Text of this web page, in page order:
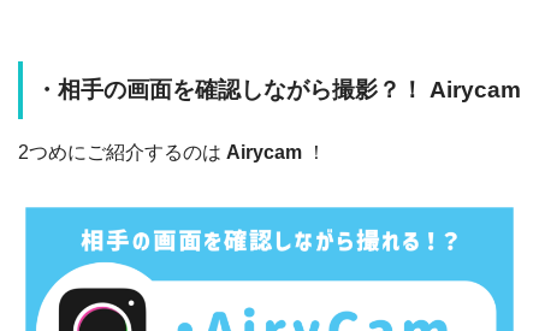
・相手の画面を確認しながら撮影？！ Airycam
2つめにご紹介するのは Airycam ！